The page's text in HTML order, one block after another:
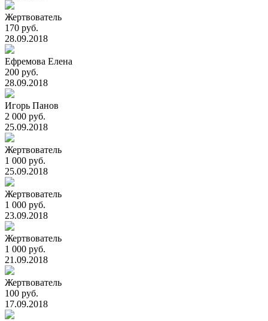
Жертвователь
170 руб.
28.09.2018
Ефремова Елена
200 руб.
28.09.2018
Игорь Панов
2 000 руб.
25.09.2018
Жертвователь
1 000 руб.
25.09.2018
Жертвователь
1 000 руб.
23.09.2018
Жертвователь
1 000 руб.
21.09.2018
Жертвователь
100 руб.
17.09.2018